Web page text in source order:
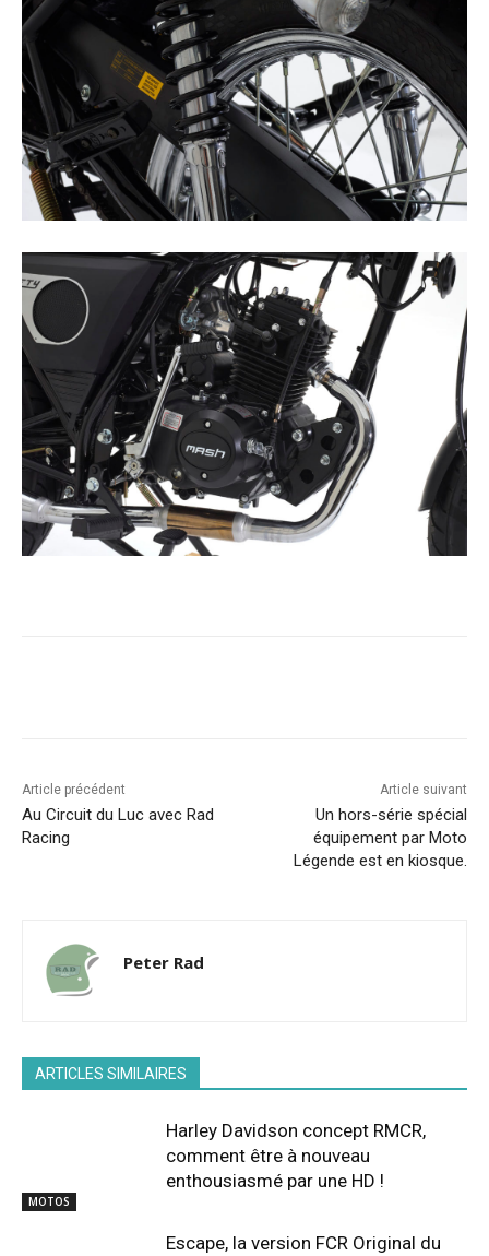
Article précédent
Au Circuit du Luc avec Rad
Racing
Article suivant
Un hors-série spécial
équipement par Moto
Légende est en kiosque.
Peter Rad
ARTICLES SIMILAIRES
MOTOS
Harley Davidson concept RMCR,
comment être à nouveau
enthousiasmé par une HD !
Escape, la version FCR Original du